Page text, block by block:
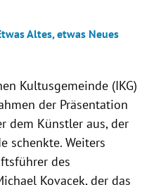
Altes, etwas Neues
Kultusgemeinde (IKG)
der Präsentation
dem Künstler aus, der
schenkte. Weiters
des
Kovacek, der das